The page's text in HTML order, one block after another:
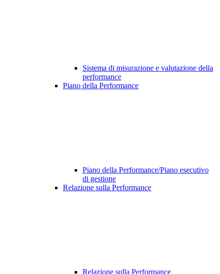
Sistema di misurazione e valutazione della
performance
Piano della Performance
Piano della Performance/Piano esecutivo
di gestione
Relazione sulla Performance
Relazione sulla Performance